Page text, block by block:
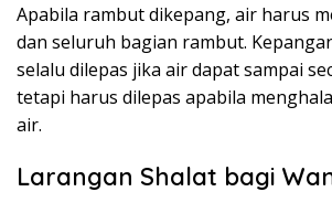
Apabila rambut dikepang, air harus
dan seluruh bagian rambut.
selalu dilepas jika air dapat sampai
tetapi harus dilepas apabila
air.
Larangan Shalat bagi